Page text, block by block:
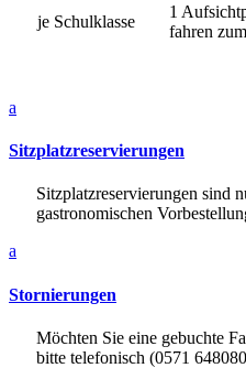
je Schulklasse
1
fahren
a
Sitzplatzreservierungen
Sitzplatzreservierungen sind
gastronomischen
a
Stornierungen
Möchten Sie eine gebuchte
bitte telefonisch (0571